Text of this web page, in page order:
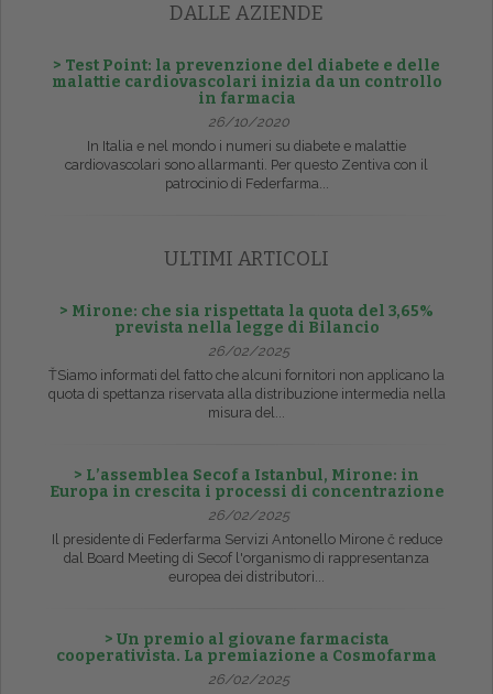
DALLE AZIENDE
> Test Point: la prevenzione del diabete e delle
malattie cardiovascolari inizia da un controllo
in farmacia
26/10/2020
In Italia e nel mondo i numeri su diabete e malattie
cardiovascolari sono allarmanti. Per questo Zentiva con il
patrocinio di Federfarma...
ULTIMI ARTICOLI
> Mirone: che sia rispettata la quota del 3,65%
prevista nella legge di Bilancio
26/02/2025
ŤSiamo informati del fatto che alcuni fornitori non applicano la
quota di spettanza riservata alla distribuzione intermedia nella
misura del...
> L’assemblea Secof a Istanbul, Mirone: in
Europa in crescita i processi di concentrazione
26/02/2025
Il presidente di Federfarma Servizi Antonello Mirone č reduce
dal Board Meeting di Secof l'organismo di rappresentanza
europea dei distributori...
> Un premio al giovane farmacista
cooperativista. La premiazione a Cosmofarma
26/02/2025